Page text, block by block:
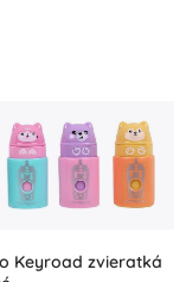
Keyroad zvieratká